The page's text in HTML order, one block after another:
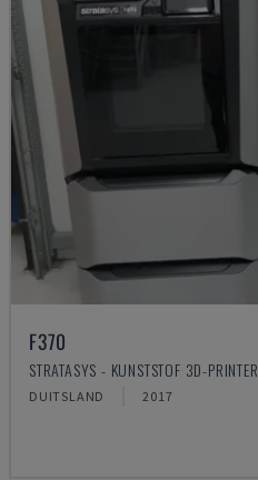
F370
STRATASYS - KUNSTSTOF 3D-PRINTER
DUITSLAND 2017